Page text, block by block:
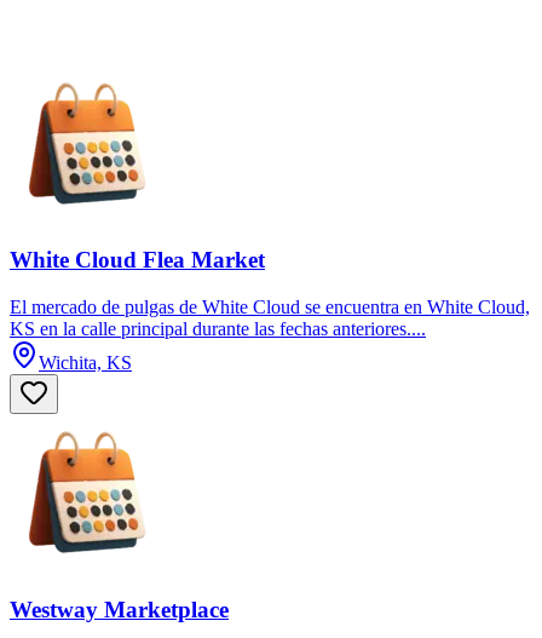
White Cloud Flea Market
El mercado de pulgas de White Cloud se encuentra en White Cloud,
KS en la calle principal durante las fechas anteriores....
Wichita, KS
Westway Marketplace